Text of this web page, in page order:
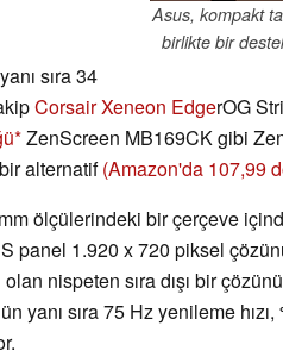
Asus, kompakt
birlikte bir
sıra 34
Corsair Xeneon EdgerOG
ZenScreen MB169CK gibi
alternatif(Amazon'da 107,99
ölçülerindeki bir çerçeve
panel 1.920 x 720 piksel
nispeten sıra dışı bir
yanı sıra 75 Hz yenileme